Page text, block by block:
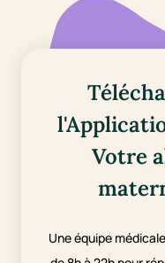
Votre
Une équipe